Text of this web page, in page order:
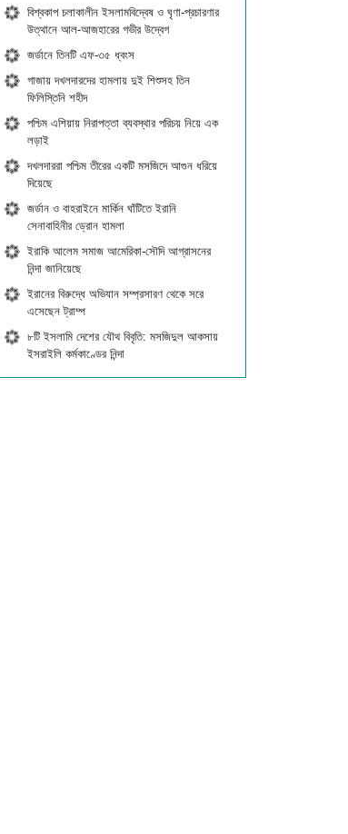
বিশ্বকাপ চলাকালীন ইসলামবিদ্বেষ ও ঘৃণা-প্রচারণার
উত্থানে আল-আজহারের গভীর উদ্বেগ
জর্ডানে তিনটি এফ-৩৫ ধ্বংস
গাজায় দখলদারদের হামলায় দুই শিশুসহ তিন
ফিলিস্তিনি শহীদ
পশ্চিম এশিয়ায় নিরাপত্তা ব্যবস্থার পরিচয় নিয়ে এক
লড়াই
দখলদাররা পশ্চিম তীরের একটি মসজিদে আগুন ধরিয়ে
দিয়েছে
জর্ডান ও বাহরাইনে মার্কিন ঘাঁটিতে ইরানি
সেনাবাহিনীর ড্রোন হামলা
ইরাকি আলেম সমাজ আমেরিকা-সৌদি আগ্রাসনের
নিন্দা জানিয়েছে
ইরানের বিরুদ্ধে অভিযান সম্প্রসারণ থেকে সরে
এসেছেন ট্রাম্প
৮টি ইসলামি দেশের যৌথ বিবৃতি: মসজিদুল আকসায়
ইসরাইলি কর্মকাণ্ডের নিন্দা